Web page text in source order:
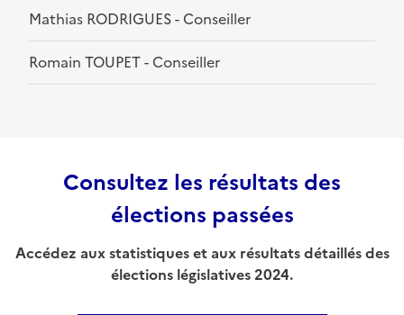
Mathias RODRIGUES - Conseiller
Romain TOUPET - Conseiller
Consultez les résultats des
élections passées
Accédez aux statistiques et aux résultats détaillés des
élections législatives 2024.